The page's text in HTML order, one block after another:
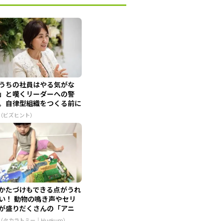
ちの社員はやる気がな
と嘆くリーダーへの警
自律型組織をつくる前に
な...
ビズヒント）
たづけもできる点がうれ
！ 動物の鳴き声やセリ
盛りだくさんの「アニ
...